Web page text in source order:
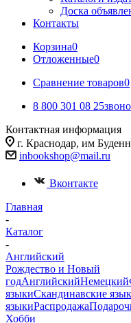
Доска
Контакты
Корзина0
Отложенные0
Сравнение товаров0
8 800 301 08 25
Контактная информация
г. Краснодар, им
inbookshop@mail.ru
Вконтакте
Главная
-
Каталог
-
Английский
Рождество и Новый
годАнглийскийНемецкий
языкиСкандинавские
языкиРаспродажа
Хобби